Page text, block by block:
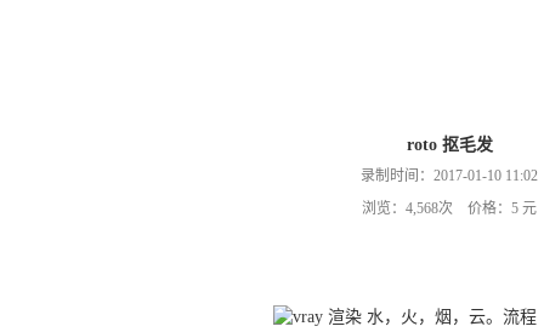
roto 抠毛发
录制时间：2017-01-10 11:02
浏览：4,568次 价格：5 元